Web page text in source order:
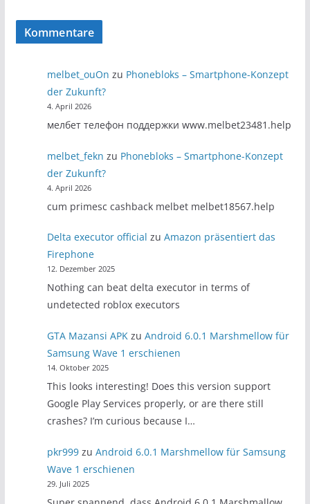
Kommentare
melbet_ouOn zu Phonebloks – Smartphone-Konzept
der Zukunft?
4. April 2026
мелбет телефон поддержки www.melbet23481.help
melbet_fekn zu Phonebloks – Smartphone-Konzept
der Zukunft?
4. April 2026
cum primesc cashback melbet melbet18567.help
Delta executor official zuAmazon präsentiert das
Firephone
12. Dezember 2025
Nothing can beat delta executor in terms of
undetected roblox executors
GTA Mazansi APK zuAndroid 6.0.1 Marshmellow für
Samsung Wave 1 erschienen
14. Oktober 2025
This looks interesting! Does this version support
Google Play Services properly, or are there still
crashes? I’m curious because I…
pkr999 zuAndroid 6.0.1 Marshmellow für Samsung
Wave 1 erschienen
29. Juli 2025